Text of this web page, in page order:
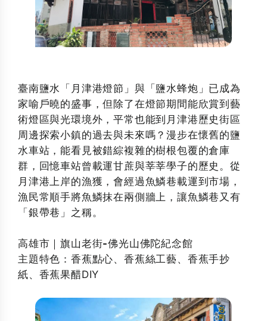
臺南鹽水「月津港燈節」與「鹽水蜂炮」已成為
家喻戶曉的盛事，但除了在燈節期間能欣賞到藝
術燈區與光環境外，平常也能到月津港歷史街區
周邊探索小鎮的過去與未來嗎？漫步在懷舊的鹽
水車站，能看見被錯綜複雜的樹根包覆的倉庫
群，回憶車站曾載運甘蔗與莘莘學子的歷史。從
月津港上岸的漁獲，會經過魚鱗巷載運到市場，
漁民常順手將魚鱗抹在兩側牆上，讓魚鱗巷又有
「銀帶巷」之稱。
高雄市｜旗山老街-佛光山佛陀紀念館
主題特色：香蕉點心、香蕉絲工藝、香蕉手抄
紙、香蕉果醋DIY